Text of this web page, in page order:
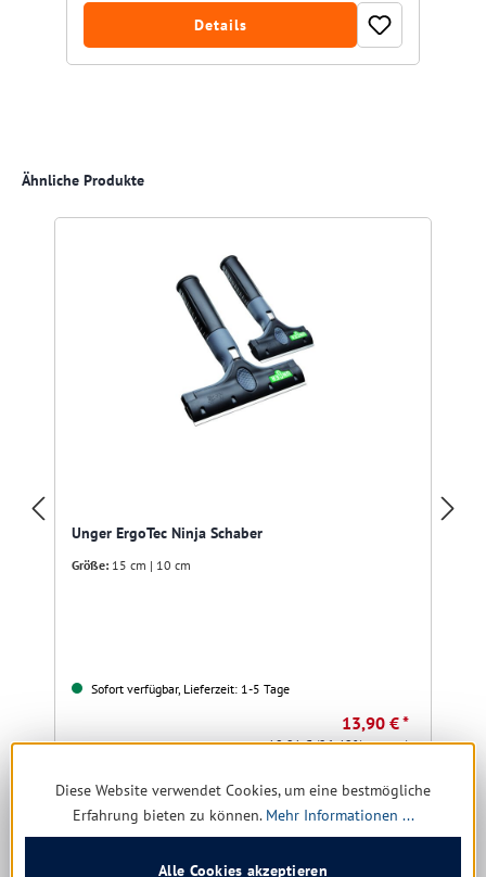
Details
Produktgalerie überspringen
Ähnliche Produkte
Unger ErgoTec Ninja Schaber
Größe: 15 cm | 10 cm
Sofort verfügbar, Lieferzeit: 1-5 Tage
13,90 € *
18,91 €(26.49% gespart)
Details
Diese Website verwendet Cookies, um eine bestmögliche
Erfahrung bieten zu können. Mehr Informationen ...
Alle Cookies akzeptieren